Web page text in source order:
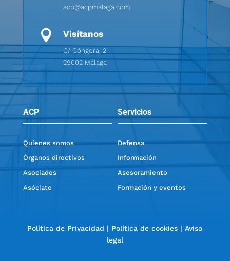
acp@acpmalaga.com
 Visítanos
C/ Góngora, 2
29002 Málaga
ACP Servicios
Quíenes somos
Órganos directivos
Asociados
Asóciate
Defensa
Información
Asesoramiento
Formación y eventos
Política de Privacidad | Política de cookies | Aviso
legal